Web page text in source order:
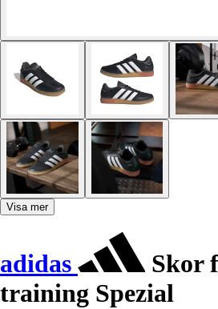
Visa mer
adidas
Skor
training Spezial